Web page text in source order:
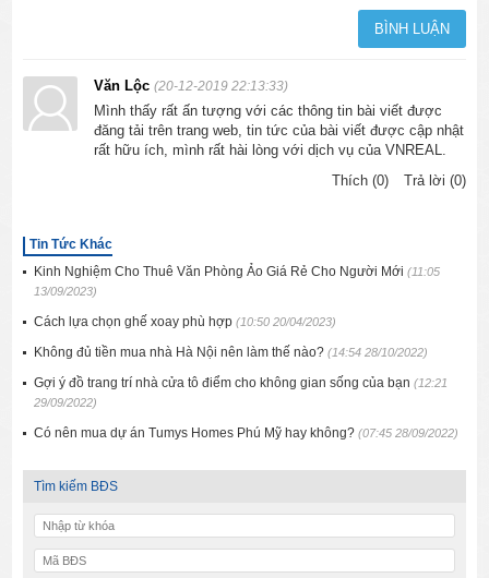
Văn Lộc(20-12-2019 22:13:33)
Mình thấy rất ấn tượng với các thông tin bài viết được
đăng tải trên trang web, tin tức của bài viết được cập nhật
rất hữu ích, mình rất hài lòng với dịch vụ của VNREAL.
Thích (0)
Trả lời (0)
Tin Tức Khác
Kinh Nghiệm Cho Thuê Văn Phòng Ảo Giá Rẻ Cho Người Mới(11:05
13/09/2023)
Cách lựa chọn ghế xoay phù hợp(10:50 20/04/2023)
Không đủ tiền mua nhà Hà Nội nên làm thế nào?(14:54 28/10/2022)
Gợi ý đồ trang trí nhà cửa tô điểm cho không gian sống của bạn(12:21
29/09/2022)
Có nên mua dự án Tumys Homes Phú Mỹ hay không?(07:45 28/09/2022)
Tìm kiếm BĐS